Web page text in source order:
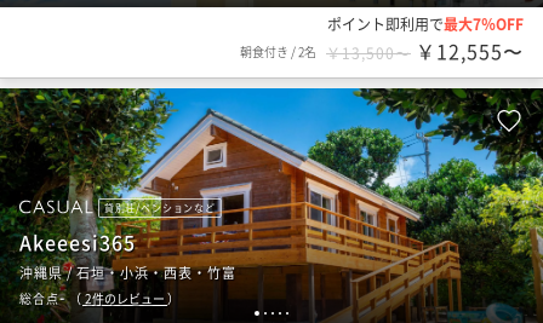
ポイント即利用で最大7％OFF
朝食付き /2名 ￥13,500〜 ￥12,555〜
1 2 3 4 5
貸別荘/ペンションなど
Akeeesi365
沖縄県 / 石垣・小浜・西表・竹富
総合点-（ 2件のレビュー ）